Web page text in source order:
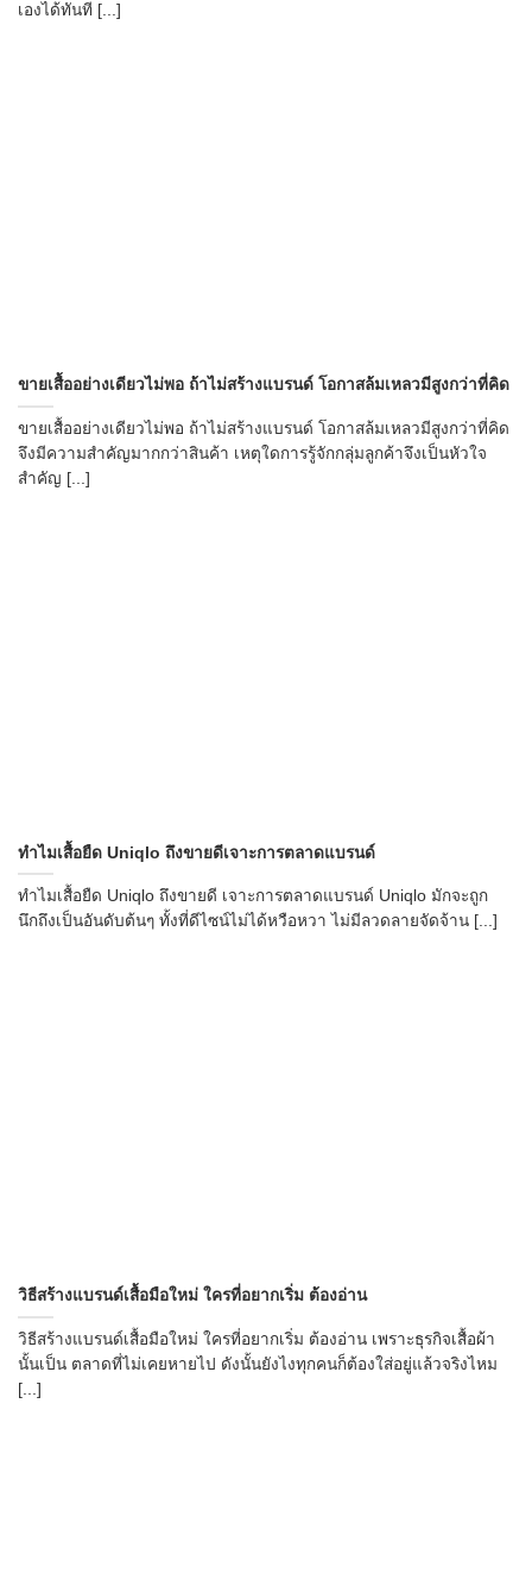
เองได้ทันที [...]
ขายเสื้ออย่างเดียวไม่พอ ถ้าไม่สร้างแบรนด์ โอกาสล้มเหลวมีสูงกว่าที่คิด
ขายเสื้ออย่างเดียวไม่พอ ถ้าไม่สร้างแบรนด์ โอกาสล้มเหลวมีสูงกว่าที่คิด
จึงมีความสำคัญมากกว่าสินค้า เหตุใดการรู้จักกลุ่มลูกค้าจึงเป็นหัวใจ
สำคัญ [...]
ทำไมเสื้อยืด Uniqlo ถึงขายดีเจาะการตลาดแบรนด์
ทำไมเสื้อยืด Uniqlo ถึงขายดี เจาะการตลาดแบรนด์ Uniqlo มักจะถูก
นึกถึงเป็นอันดับต้นๆ ทั้งที่ดีไซน์ไม่ได้หวือหวา ไม่มีลวดลายจัดจ้าน [...]
วิธีสร้างแบรนด์เสื้อมือใหม่ ใครที่อยากเริ่ม ต้องอ่าน
วิธีสร้างแบรนด์เสื้อมือใหม่ ใครที่อยากเริ่ม ต้องอ่าน เพราะธุรกิจเสื้อผ้า
นั้นเป็น ตลาดที่ไม่เคยหายไป ดังนั้นยังไงทุกคนก็ต้องใส่อยู่แล้วจริงไหม
[...]